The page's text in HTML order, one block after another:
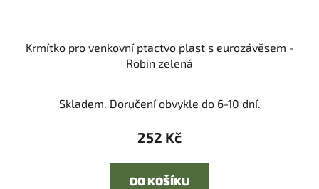
Krmítko pro venkovní ptactvo plast s eurozávěsem -
Robin zelená
Skladem. Doručení obvykle do 6-10 dní.
252 Kč
DO KOŠÍKU